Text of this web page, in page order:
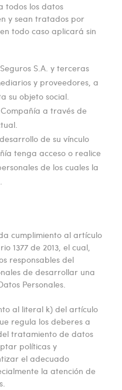
todos los datos
y sean tratados por
todo caso aplicará sin
S.A. y terceras
y proveedores, a
su objeto social.
a través de
de su vínculo
tenga acceso o realice
de los cuales la
cumplimiento al artículo
1377 de 2013, el cual,
responsables del
de desarrollar una
Personales.
al literal k) del artículo
regula los deberes a
tratamiento de datos
políticas y
el adecuado
la atención de